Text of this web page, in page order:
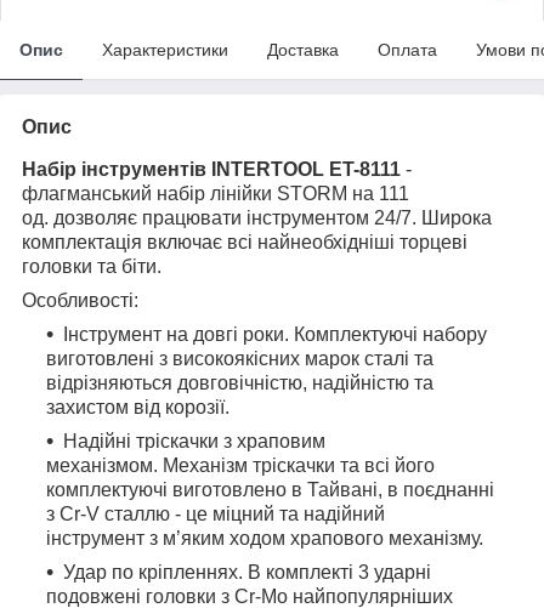
Опис Характеристики Доставка Оплата Умови
Опис
Набір інструментів INTERTOOL ET-8111 -
флагманський набір лінійки STORM на 111
од. дозволяє працювати інструментом 24/7. Широка
комплектація включає всі найнеобхідніші торцеві
головки та біти.
Особливості:
Інструмент на довгі роки. Комплектуючі набору
виготовлені з високоякісних марок сталі та
відрізняються довговічністю, надійністю та
захистом від корозії.
Надійні тріскачки з храповим
механізмом. Механізм тріскачки та всі його
комплектуючі виготовлено в Тайвані, в поєднанні
з Cr-V сталлю - це міцний та надійний
інструмент з м’яким ходом храпового механізму.
Удар по кріпленнях. В комплекті 3 ударні
подовжені головки з Сr-Mo найпопулярніших